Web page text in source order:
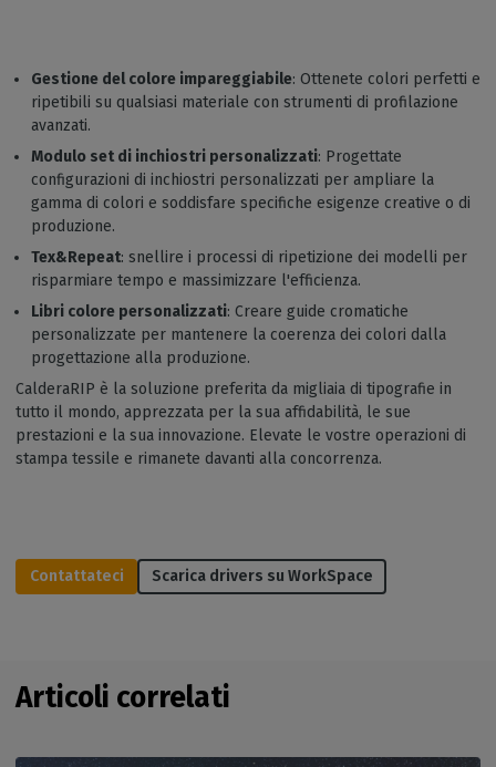
Gestione del colore impareggiabile: Ottenete colori perfetti e
ripetibili su qualsiasi materiale con strumenti di profilazione
avanzati.
Modulo set di inchiostri personalizzati: Progettate
configurazioni di inchiostri personalizzati per ampliare la
gamma di colori e soddisfare specifiche esigenze creative o di
produzione.
Tex&Repeat: snellire i processi di ripetizione dei modelli per
risparmiare tempo e massimizzare l'efficienza.
Libri colore personalizzati: Creare guide cromatiche
personalizzate per mantenere la coerenza dei colori dalla
progettazione alla produzione.
CalderaRIP è la soluzione preferita da migliaia di tipografie in
tutto il mondo, apprezzata per la sua affidabilità, le sue
prestazioni e la sua innovazione. Elevate le vostre operazioni di
stampa tessile e rimanete davanti alla concorrenza.
Contattateci Scarica drivers su WorkSpace
Articoli correlati